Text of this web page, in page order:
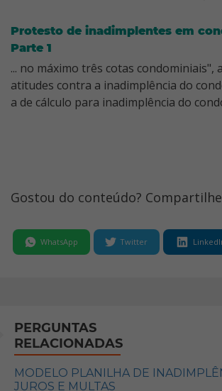
Protesto de inadimplentes em
Parte 1
... no máximo três cotas condominiais",
atitudes contra a inadimplência do
a de cálculo para inadimplência do
Gostou do conteúdo?
WhatsApp Twitter
PERGUNTAS
RELACIONADAS
MODELO PLANILHA DE
JUROS E MULTAS